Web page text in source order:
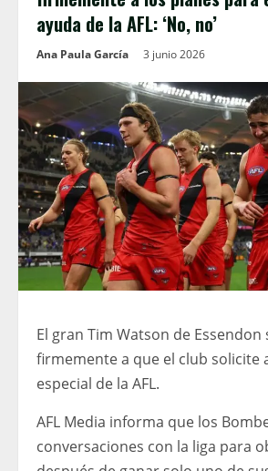
ayuda de la AFL: ‘No, no’
Ana Paula García 3 junio 2026
El gran Tim Watson de
firmemente a que el club solicite
especial de la AFL.
AFL Media informa que los
conversaciones con la liga para